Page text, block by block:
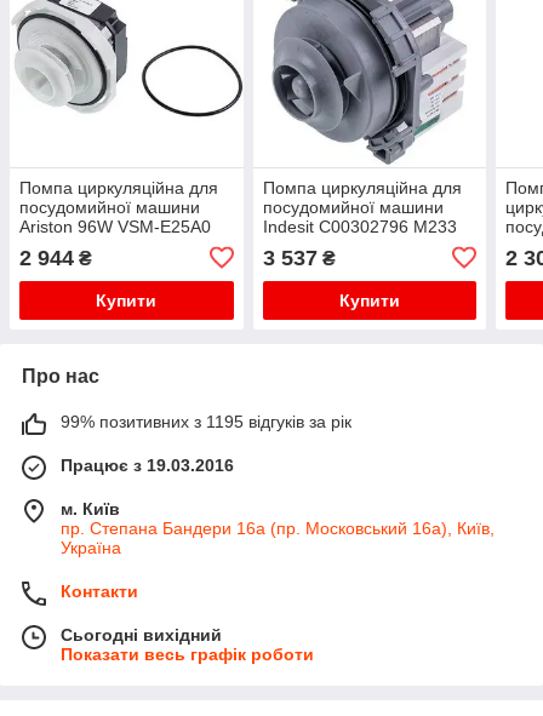
Помпа циркуляційна для
посудомийної машини
Ariston 96W VSM-E25A0
2 944 ₴
Купити
Помпа циркуляційна для
посудомийної машини
Indesit C00302796 M233
3 537₴
Купити
2
Про нас
99% позитивних з 1195 відгуків за рік
Працює з 19.03.2016
м. Київ
пр. Степана Бандери 16а (пр. Московський 16а), Київ,
Україна
Контакти
Сьогодні вихідний
Показати весь графік роботи